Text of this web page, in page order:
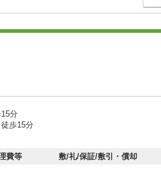
分
歩15分
費等 敷/礼/保証/敷引・償却